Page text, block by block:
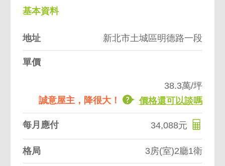
基本資料
地址 新北市土城區明德路一段
單價
38.3萬/坪
誠意屋主，降很大！
價格還可以談嗎
每月應付 34,088元
格局 3房(室)2廳1衛